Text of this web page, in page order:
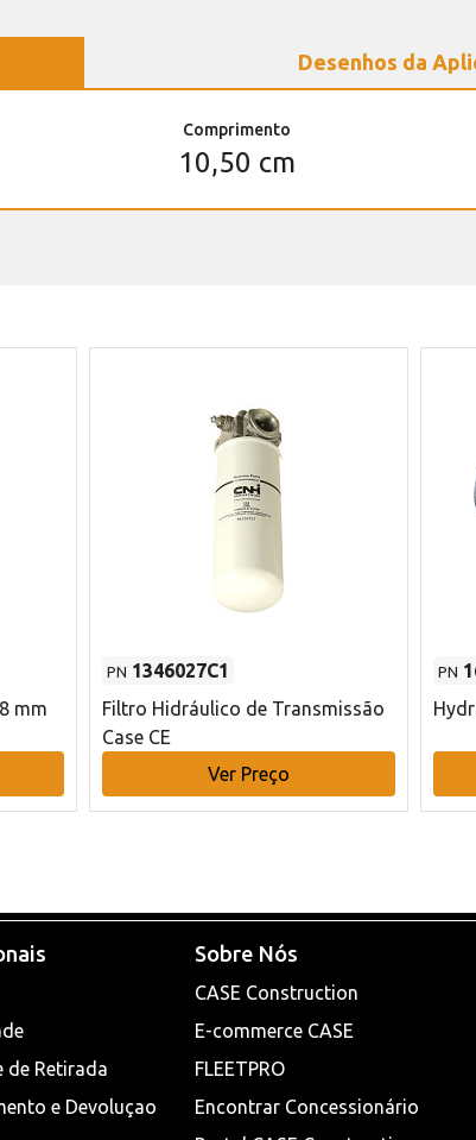
Desenhos da
Comprimento
10,50 cm
mm
PN 1346027C1
Filtro Hidráulico de Transmissão
Case CE
Ver Preço
PN
de Retirada
e Devoluçao
Sobre Nós
CASE Construction
E-commerce CASE
FLEETPRO
Encontrar Concessionário